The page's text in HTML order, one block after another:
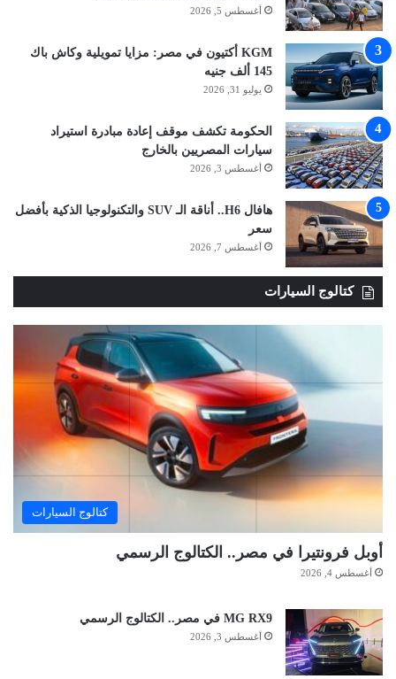
أغسطس 5, 2026
KGM أكتيون في مصر: مزايا تمويلية وكاش باك
145 ألف جنيه
يوليو 31, 2026
الحكومة تكشف موقف إعادة مبادرة استيراد
سيارات المصريين بالخارج
أغسطس 3, 2026
هافال H6.. أناقة الـ SUV والتكنولوجيا الذكية بأفضل
سعر
أغسطس 7, 2026
كتالوج السيارات
كتالوج السيارات
أوبل فرونتيرا في مصر.. الكتالوج الرسمي
أغسطس 4, 2026
MG RX9 في مصر.. الكتالوج الرسمي
أغسطس 3, 2026